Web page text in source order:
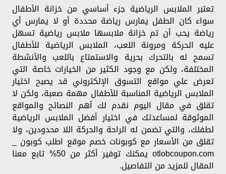
تعتبر الملابس الرياضية جزء أساسي من خزانة الأطفال
سواء كان الطفل يمارس رياضة محددة أو لا يمارس أي
رياضة يحب أن تم خزانة ملابسها ملابس رياضية تسهل
عليه الحركة ومرونة اللعب، الملابس الرياضية للأطفال
تسمح له بالتحرك بحرية والاستمتاع باللعب والأنشطة
المختلفة، ولكن مع وجود الكثير من الخيارات خاصة التي
تعرض علي مواقع التسوق الإلكتروني قد يصبح اختيار
الملابس الرياضية المناسبة للأطفال مهمة صعبة، ولكن لا
تقلق في مقال اليوم نقدم لك أهم النصائح والمواقع
الموثوقة لمساعدتك في اختيار أفضل الملابس الرياضية
لطفلك، والتي تضمن له الراحة والحركة اللا محدودين، ولا
تقلق من الأسعار مع كوبونات خصم موقع اطلب كوبون _
otlobcoupon.com يمكنك توفير أكثر من 50% تابع معنا
المقال للمزيد من التفاصيل.